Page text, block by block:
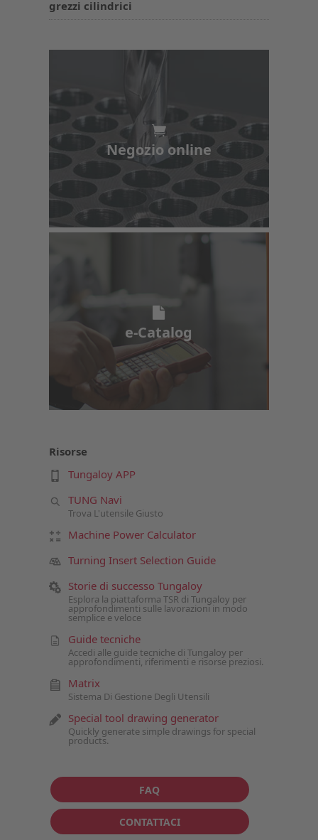
grezzi cilindrici
Negozio online
Negozio online
e-Catalog
e-Catalog
Risorse
Tungaloy APP
TUNG Navi
Trova L'utensile Giusto
Machine Power Calculator
Turning Insert Selection Guide
Storie di successo Tungaloy
Esplora la piattaforma TSR di Tungaloy per
approfondimenti sulle lavorazioni in modo
semplice e veloce
Guide tecniche
Accedi alle guide tecniche di Tungaloy per
approfondimenti, riferimenti e risorse preziosi.
Matrix
Sistema Di Gestione Degli Utensili
Special tool drawing generator
Quickly generate simple drawings for special
products.
FAQ
CONTATTACI